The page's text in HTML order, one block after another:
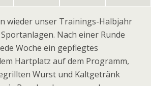
wieder unser Trainings-Halbjahr
Nach einer Runde
Woche ein gepflegtes
Hartplatz auf dem Programm,
Wurst und Kaltgetränk